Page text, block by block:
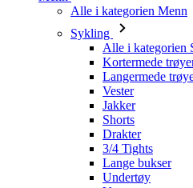
Langermede trøyer
Vester
Jakker
Shorts
Drakter
3/4 Tights
Lange bukser
Undertøy
Varmere
Caps
Hansker
Sokker
Tilbehør